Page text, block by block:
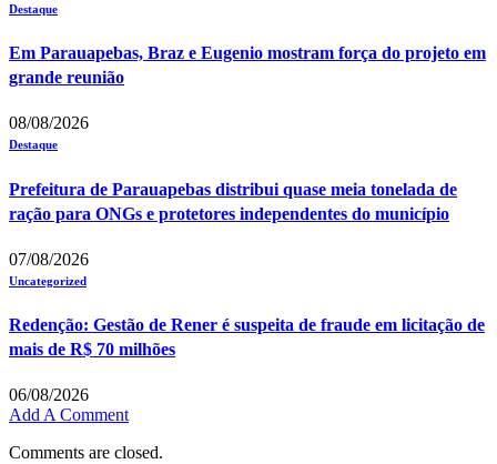
Destaque
Em Parauapebas, Braz e Eugenio mostram força do projeto em
grande reunião
08/08/2026
Destaque
Prefeitura de Parauapebas distribui quase meia tonelada de
ração para ONGs e protetores independentes do município
07/08/2026
Uncategorized
Redenção: Gestão de Rener é suspeita de fraude em licitação de
mais de R$ 70 milhões
06/08/2026
Add A Comment
Comments are closed.